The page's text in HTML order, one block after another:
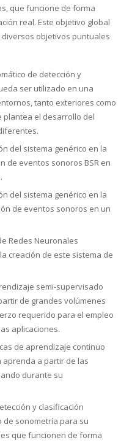
que funcione de forma
real. Este objetivo global
objetivos puntuales
de detección y
ser utilizado en una
tanto exteriores como
plantea el desarrollo del
del sistema genérico en la
de eventos sonoros BSR en
del sistema genérico en la
de eventos sonoros en un
Redes Neuronales
creación de este sistema de
semi-supervisado
de grandes volúmenes
requerido para el empleo
aplicaciones.
de aprendizaje continuo
a partir de las
durante su
y clasificación
de sonometría para su
que funcionen de forma